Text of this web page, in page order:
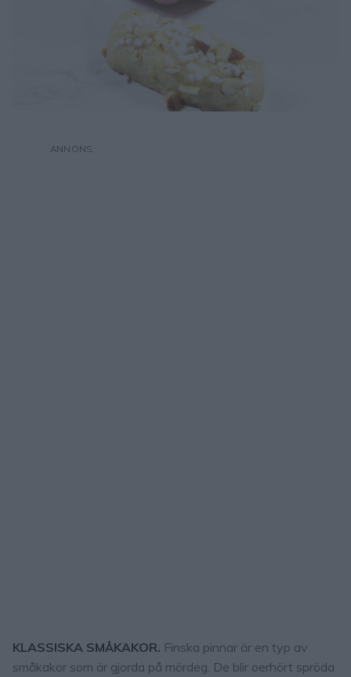
KLASSISKA SMÅKAKOR. Finska pinnar är en typ av
småkakor som är gjorda på mördeg. De blir oerhört spröda